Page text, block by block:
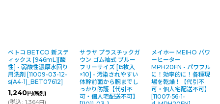
ベトコ BETCO 新ステ
ィックス [946mL][酸
性] - 弱酸性濃厚水回り
用洗剤 [11009-03-12-
s(A4-1)_BET07612]
1,240円(税別)
(税込: 1,364円)
サラヤ プラスチックガ
ウン ゴム袖式 ブルー
フリーサイズ [15枚入
×10] - 汚染されやすい
体幹前面から腕までし
っかり防護【代引不
可・個人宅配送不可】
メイホー MEIHO パワ
ーヒーター
MPH20FN - パワフル
に！効率的に！各種現
場を乾燥！【代引不
可・個人宅配送不可】
[11007-56-1-